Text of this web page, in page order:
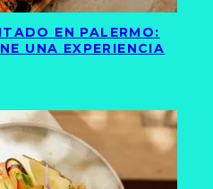
EN PALERMO:
UNA EXPERIENCIA